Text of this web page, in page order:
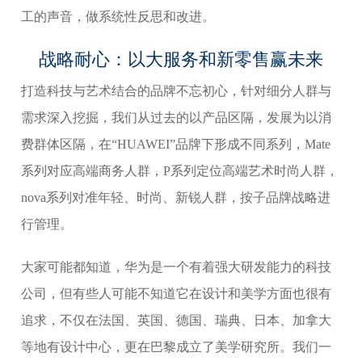
工的声音，做系统性反思和改进。
战略耐心：以大服务和新零售赢未来
打造科技与艺术结合的品牌不忘初心，针对细分人群与
需求深入挖掘，我们从过去的以产品区隔，发展为以消
费群体区隔，在“HUAWEI”品牌下形成不同系列，Mate
系列对应高端商务人群，P系列定位高端艺术时尚人群，
nova系列对准年轻、时尚、新锐人群，按子品牌战略进
行管理。
大家可能都知道，华为是一个有着强大研发能力的科技
公司，但有些人可能不知道它在设计和美学方面也很有
追求，不仅在法国、英国、德国、瑞典、日本、加拿大
等地有设计中心，更在巴黎成立了美学研究所。我们一